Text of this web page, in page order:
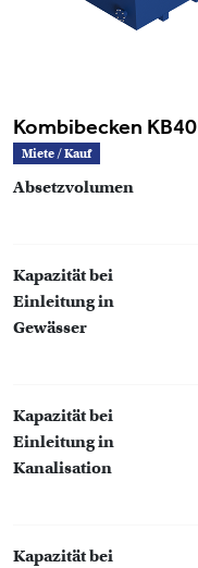
Kombibecken KB40
Miete / Kauf
Absetzvolumen
Kapazität bei
Einleitung in
Gewässer
Kapazität bei
Einleitung in
Kanalisation
Kapazität bei